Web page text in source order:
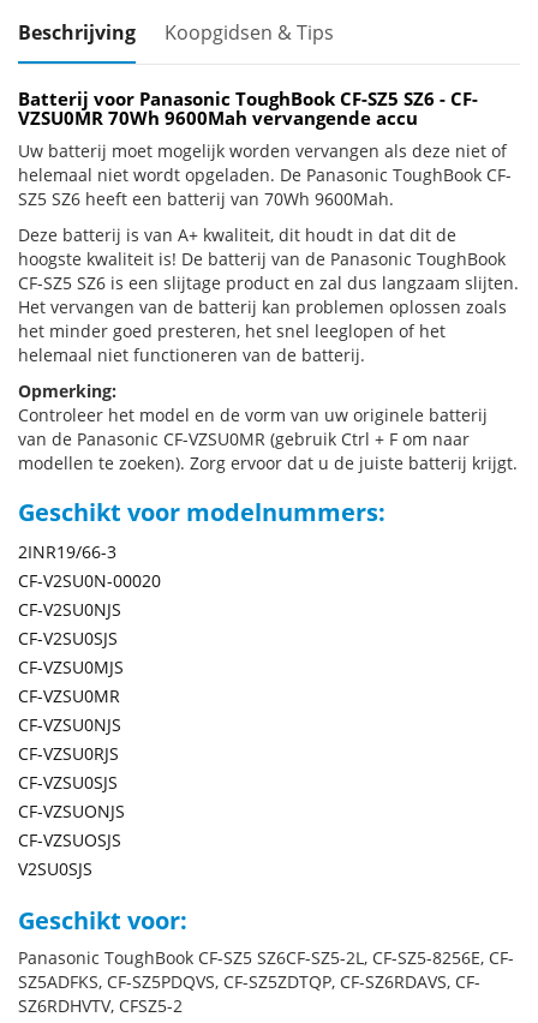
Beschrijving Koopgidsen & Tips
Batterij voor Panasonic ToughBook CF-SZ5 SZ6 - CF-
VZSU0MR 70Wh 9600Mah vervangende accu
Uw batterij moet mogelijk worden vervangen als deze niet of
helemaal niet wordt opgeladen. De Panasonic ToughBook CF-
SZ5 SZ6 heeft een batterij van 70Wh 9600Mah.
Deze batterij is van A+ kwaliteit, dit houdt in dat dit de
hoogste kwaliteit is! De batterij van de Panasonic ToughBook
CF-SZ5 SZ6 is een slijtage product en zal dus langzaam slijten.
Het vervangen van de batterij kan problemen oplossen zoals
het minder goed presteren, het snel leeglopen of het
helemaal niet functioneren van de batterij.
Opmerking:
Controleer het model en de vorm van uw originele batterij
van de Panasonic CF-VZSU0MR (gebruik Ctrl + F om naar
modellen te zoeken). Zorg ervoor dat u de juiste batterij krijgt.
Geschikt voor modelnummers:
2INR19/66-3
CF-V2SU0N-00020
CF-V2SU0NJS
CF-V2SU0SJS
CF-VZSU0MJS
CF-VZSU0MR
CF-VZSU0NJS
CF-VZSU0RJS
CF-VZSU0SJS
CF-VZSUONJS
CF-VZSUOSJS
V2SU0SJS
Geschikt voor:
Panasonic ToughBook CF-SZ5 SZ6CF-SZ5-2L, CF-SZ5-8256E, CF-
SZ5ADFKS, CF-SZ5PDQVS, CF-SZ5ZDTQP, CF-SZ6RDAVS, CF-
SZ6RDHVTV, CFSZ5-2